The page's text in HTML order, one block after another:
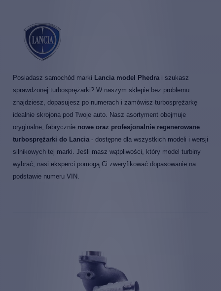
Posiadasz samochód marki Lancia model Phedra i szukasz
sprawdzonej turbosprężarki? W naszym sklepie bez problemu
znajdziesz, dopasujesz po numerach i zamówisz turbosprężarkę
idealnie skrojoną pod Twoje auto. Nasz asortyment obejmuje
oryginalne, fabrycznie nowe oraz profesjonalnie regenerowane
turbosprężarki do Lancia - dostępne dla wszystkich modeli i wersji
silnikowych tej marki. Jeśli masz wątpliwości, który model turbiny
wybrać, nasi eksperci pomogą Ci zweryfikować dopasowanie na
podstawie numeru VIN.